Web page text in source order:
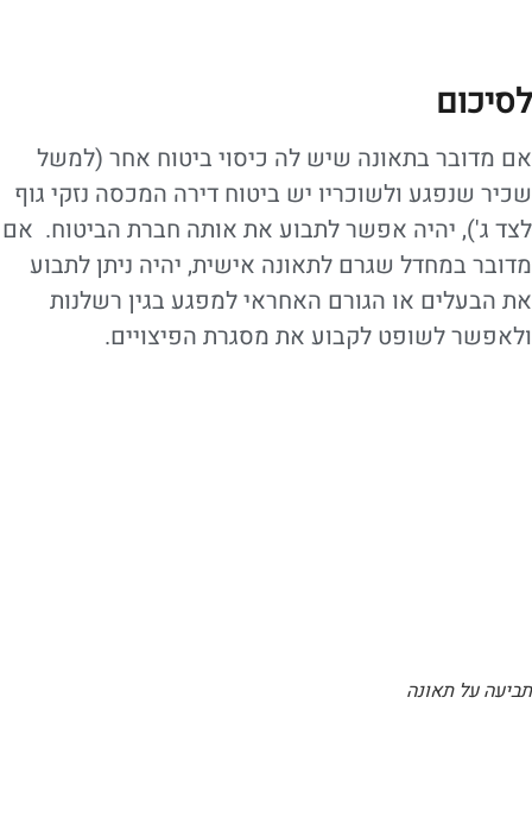
לסיכום
אם מדובר בתאונה שיש לה כיסוי ביטוח אחר (למשל
שכיר שנפגע ולשוכריו יש ביטוח דירה המכסה נזקי גוף
לצד ג'), יהיה אפשר לתבוע את אותה חברת הביטוח. אם
מדובר במחדל שגרם לתאונה אישית, יהיה ניתן לתבוע
את הבעלים או הגורם האחראי למפגע בגין רשלנות
ולאפשר לשופט לקבוע את מסגרת הפיצויים.
תביעה על תאונה